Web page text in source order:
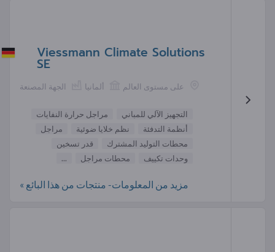
Viessmann Climate Solutions
SE
الجهة المصنعة ألمانيا على مستوى العالم
التجهيز الآلي للمباني
مراجل حرارة النفايات
أنظمة التدفئة
نظم خلايا ضوئية
مراجل
محطات التوليد المشترك
قدر تسخين
وحدات تكييف
محطات مراجل ...
مزيد من المعلومات- منتجات من هذا البائع »